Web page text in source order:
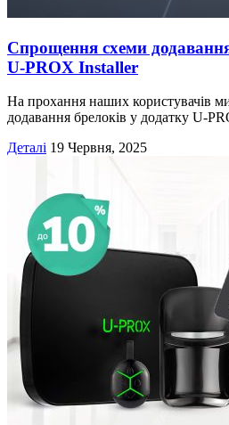
Спрощення схеми
U-PROX Installer
На прохання наших користувачів
додавання брелоків у додатку U-
Деталі 19 Червня, 2025